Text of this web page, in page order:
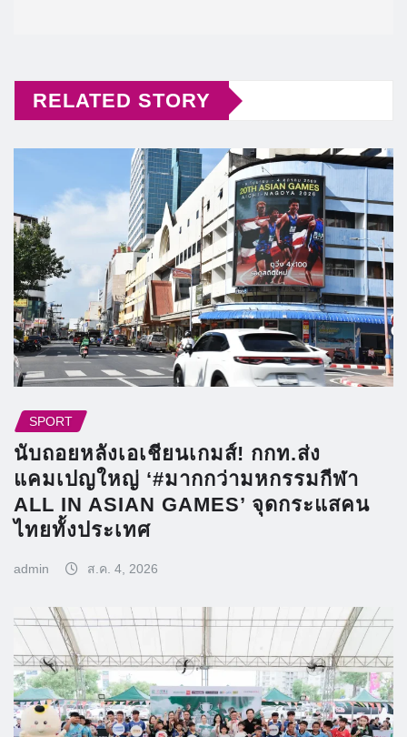
RELATED STORY
SPORT
นับถอยหลังเอเชียนเกมส์! กกท.ส่ง
แคมเปญใหญ่ ‘#มากกว่ามหกรรมกีฬา
ALL IN ASIAN GAMES’ จุดกระแสคน
ไทยทั้งประเทศ
admin ส.ค. 4, 2026